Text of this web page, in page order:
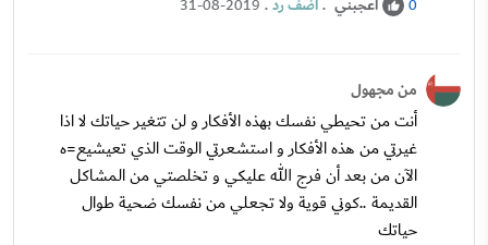
0 اعجبني .اضف رد.
31-08-2019
من مجهول
أنت من تحيطي نفسك بهذه الأفكار و لن تتغير حياتك لا اذا
غيرتي من هذه الأفكار و استشعرتي الوقت الذي تعيشيع=ه
الآن من بعد أن فرج الله عليكي و تخلصتي من المشاكل
القديمة ..كوني قوية ولا تجعلي من نفسك ضحية طوال
حياتك